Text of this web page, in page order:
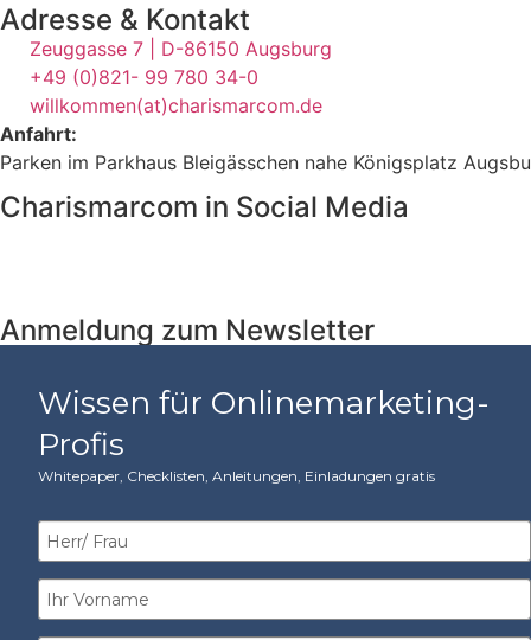
Adresse & Kontakt
Zeuggasse 7 | D-86150 Augsburg
+49 (0)821- 99 780 34-0
willkommen(at)charismarcom.de
Anfahrt:
Parken im Parkhaus Bleigässchen nahe Königsplatz
Charismarcom in Social Media
Anmeldung zum Newsletter
Wissen für Onlinemarketing-
Profis
Whitepaper, Checklisten, Anleitungen, Einladungen gratis​